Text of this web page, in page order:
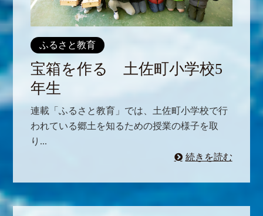
ふるさと教育
宝箱を作る 土佐町小学校5
年生
連載「ふるさと教育」では、土佐町小学校で行
われている郷土を知るための授業の様子を取
り...
続きを読む